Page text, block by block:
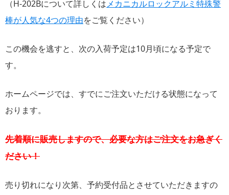
（H-202Bについて詳しくはメカニカルロックアルミ特殊警
棒が人気な4つの理由をご覧ください）
この機会を逃すと、次の入荷予定は10月頃になる予定で
す。
ホームページでは、すでにご注文いただける状態になって
おります。
先着順に販売しますので、必要な方はご注文をお急ぎく
ださい！
売り切れになり次第、予約受付品とさせていただきますの